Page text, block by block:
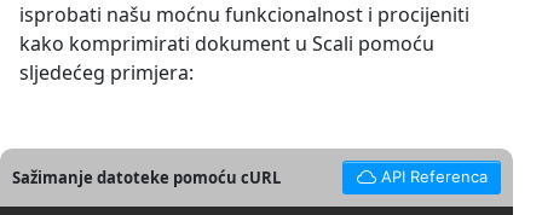
isprobati našu moćnu funkcionalnost i procijeniti
kako komprimirati dokument u Scali pomoću
sljedećeg primjera:
Sažimanje datoteke pomoću cURL API Referenca